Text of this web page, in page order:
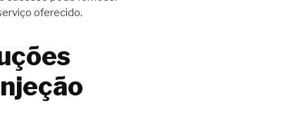
oferecido.